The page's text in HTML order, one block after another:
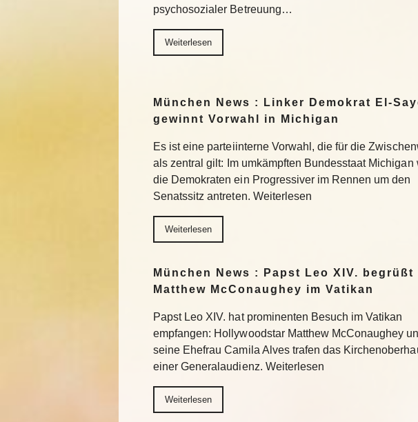
psychosozialer Betreuung…
Weiterlesen
München News : Linker Demokrat El-
gewinnt Vorwahl in Michigan
Es ist eine parteiinterne Vorwahl, die für die
als zentral gilt: Im umkämpften Bundesstaat Michigan
die Demokraten ein Progressiver im Rennen um den
Senatssitz antreten. Weiterlesen
Weiterlesen
München News : Papst Leo XIV. begrüßt
Matthew McConaughey im Vatikan
Papst Leo XIV. hat prominenten Besuch im Vatikan
empfangen: Hollywoodstar Matthew McConaughey
seine Ehefrau Camila Alves trafen das
einer Generalaudienz. Weiterlesen
Weiterlesen